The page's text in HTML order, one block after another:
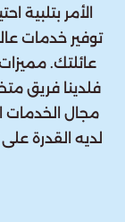
الأمر
توفير خدمات
عائلتك.
فلدينا فريق
مجال الخدمات
لديه القدرة